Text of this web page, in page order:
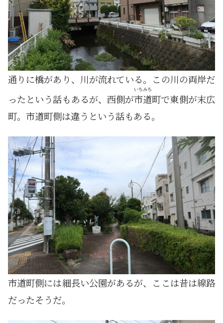
通りに橋があり、川が流れている。この川の両岸だ
ったという話もあるが、西側が市道
いちみち
町で東側が末広
町。市道町側は違うという話もある。
市道町側には細長い公園があるが、ここは昔は線路
だったそうだ。